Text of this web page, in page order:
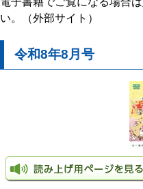
い。（外部サイト）
令和8年8月号